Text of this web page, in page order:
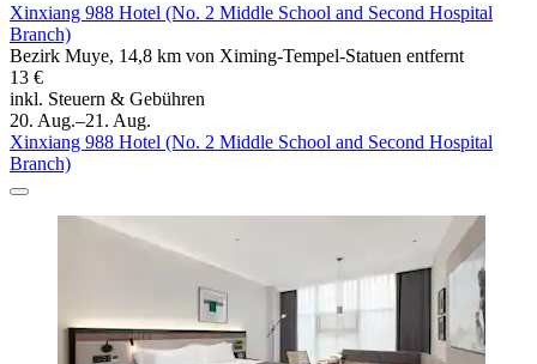
Xinxiang 988 Hotel (No. 2 Middle School and Second Hospital
Branch)
Bezirk Muye, 14,8 km von Ximing-Tempel-Statuen entfernt
13 €
inkl. Steuern & Gebühren
20. Aug.–21. Aug.
Xinxiang 988 Hotel (No. 2 Middle School and Second Hospital
Branch)